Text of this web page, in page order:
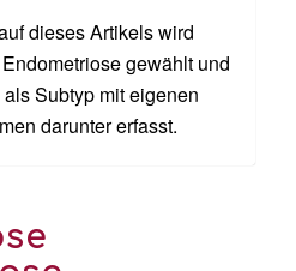
dieses Artikels wird
gewählt und
Subtyp mit eigenen
darunter erfasst.